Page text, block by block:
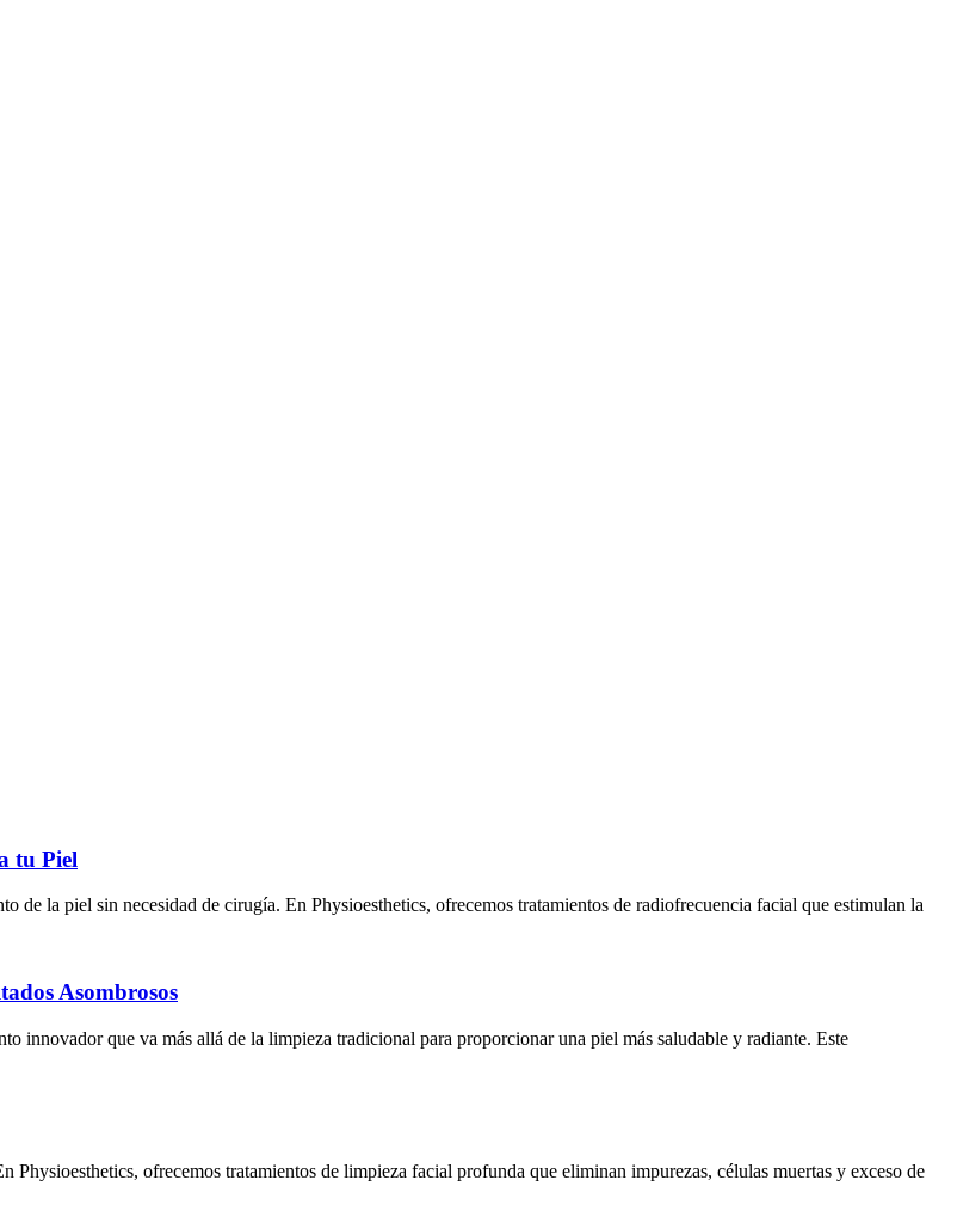
tu Piel
de la piel sin necesidad de cirugía. En Physioesthetics, ofrecemos tratamientos de radiofrecuencia facial que estimulan la
Asombrosos
innovador que va más allá de la limpieza tradicional para proporcionar una piel más saludable y radiante. Este
ofrecemos tratamientos de limpieza facial profunda que eliminan impurezas, células muertas y exceso de